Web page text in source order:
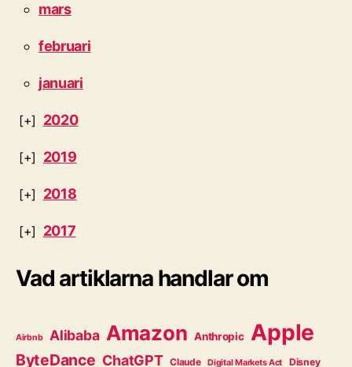
mars
februari
januari
2020
2019
2018
2017
Vad artiklarna handlar om
Airbnb Alibaba Amazon Anthropic Apple
ByteDance ChatGPT Claude Digital Markets Act Disney